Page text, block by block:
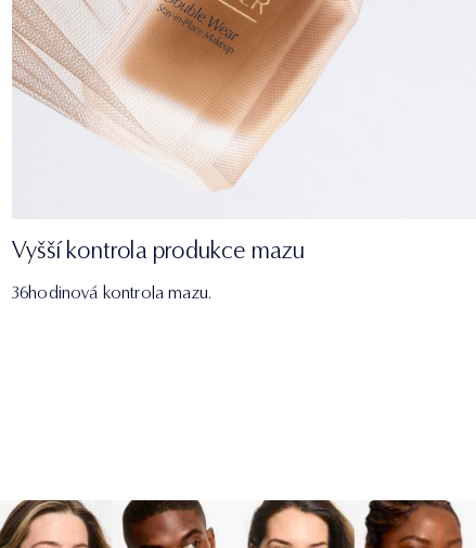
Vyšší kontrola produkce mazu
36hodinová kontrola mazu.